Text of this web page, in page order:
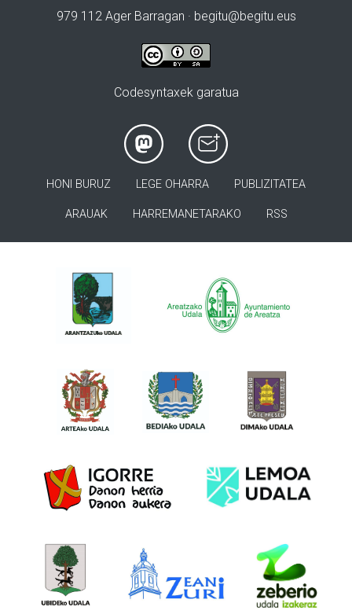
979 112 Ager Barragan · begitu@begitu.eus
Codesyntaxek garatua
HONI BURUZ LEGE OHARRA PUBLIZITATEA
ARAUAK HARREMANETARAKO RSS